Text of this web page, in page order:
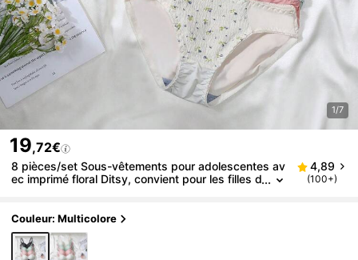
1/7
19,72€
8 pièces/set Sous-vêtements pour adolescentes av
ec imprimé floral Ditsy, convient pour les filles d
4,89
(100+)
Couleur: Multicolore